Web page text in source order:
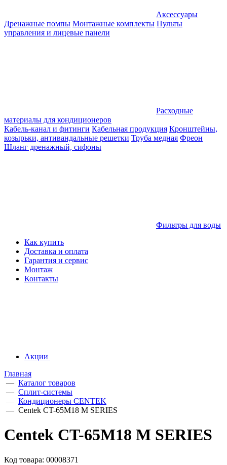
Аксессуары
Дренажные помпы Монтажные комплекты Пульты
управления и лицевые панели
Расходные
материалы для кондиционеров
Кабель-канал и фитинги Кабельная продукция Кронштейны,
козырьки, антивандальные решетки Труба медная Фреон
Шланг дренажный, сифоны
Фильтры для воды
Как купить
Доставка и оплата
Гарантия и сервис
Монтаж
Контакты
Акции
Главная
— Каталог товаров
— Сплит-системы
— Кондиционеры CENTEK
— Centek CT-65M18 M SERIES
Centek CT-65M18 M SERIES
Код товара: 00008371